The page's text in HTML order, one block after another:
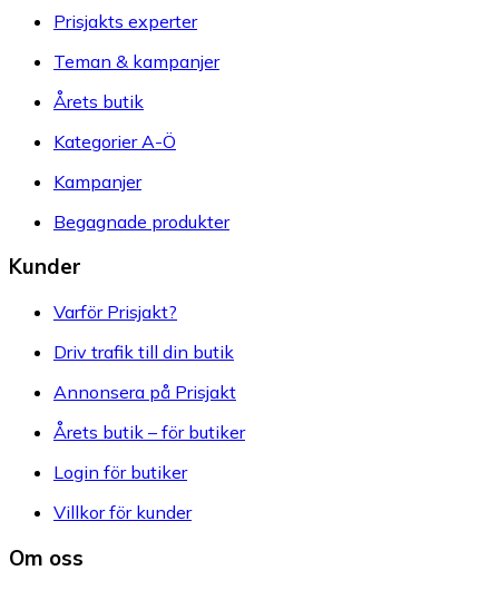
Prisjakts experter
Teman & kampanjer
Årets butik
Kategorier A-Ö
Kampanjer
Begagnade produkter
Kunder
Varför Prisjakt?
Driv trafik till din butik
Annonsera på Prisjakt
Årets butik – för butiker
Login för butiker
Villkor för kunder
Om oss